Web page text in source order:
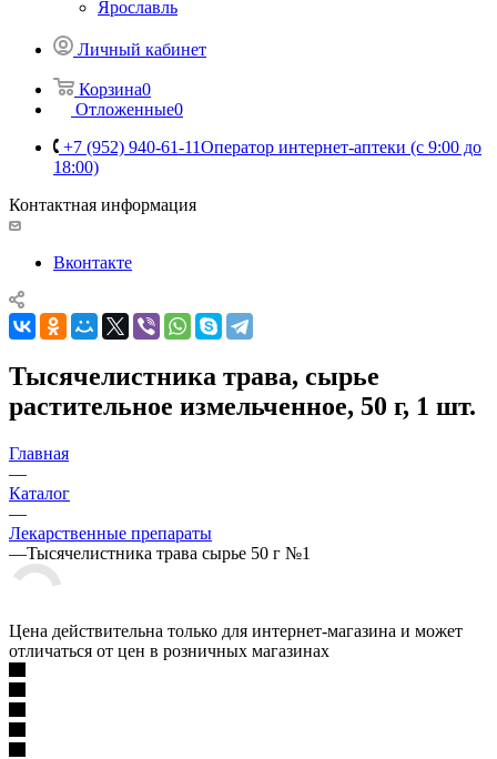
Ярославль
Личный кабинет
Корзина0
Отложенные0
+7 (952) 940-61-11Оператор интернет-аптеки (с 9:00 до
18:00)
Контактная информация
Вконтакте
Тысячелистника трава, сырье
растительное измельченное, 50 г, 1 шт.
Главная
—
Каталог
—
Лекарственные препараты
—Тысячелистника трава сырье 50 г №1
Цена действительна только для интернет-магазина и может
отличаться от цен в розничных магазинах